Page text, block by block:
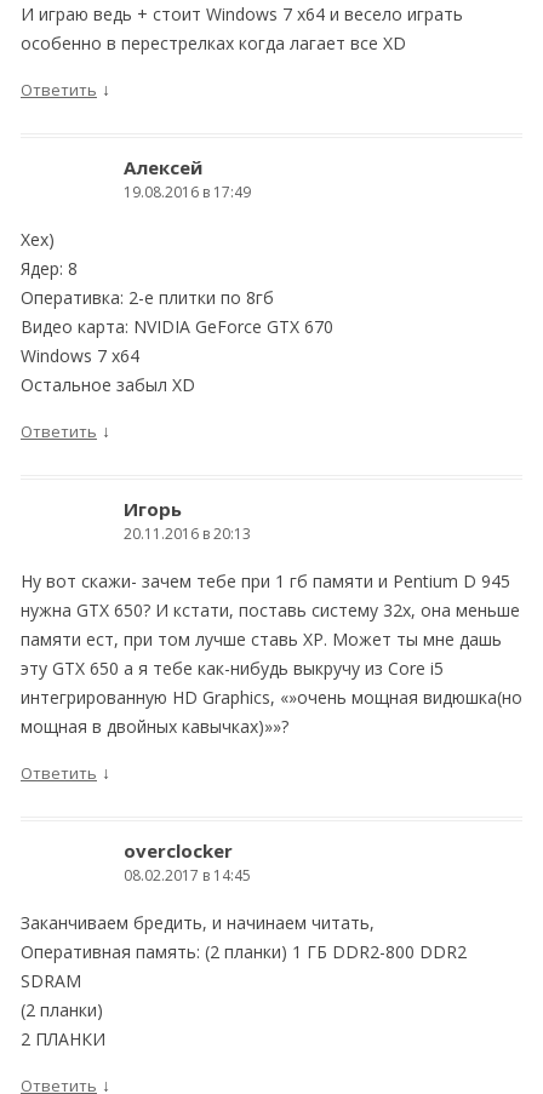
И играю ведь + стоит Windows 7 х64 и весело играть
особенно в перестрелках когда лагает все XD
Ответить ↓
Алексей
19.08.2016 в 17:49
Хех)
Ядер: 8
Оперативка: 2-е плитки по 8гб
Видео карта: NVIDIA GeForce GTX 670
Windows 7 x64
Остальное забыл XD
Ответить ↓
Игорь
20.11.2016 в 20:13
Ну вот скажи- зачем тебе при 1 гб памяти и Pentium D 945
нужна GTX 650? И кстати, поставь систему 32х, она меньше
памяти ест, при том лучше ставь ХР. Может ты мне дашь
эту GТX 650 а я тебе как-нибудь выкручу из Core i5
интегрированную HD Graphics, «»очень мощная видюшка(но
мощная в двойных кавычках)»»?
Ответить ↓
overclocker
08.02.2017 в 14:45
Заканчиваем бредить, и начинаем читать,
Оперативная память: (2 планки) 1 ГБ DDR2-800 DDR2
SDRAM
(2 планки)
2 ПЛАНКИ
Ответить ↓